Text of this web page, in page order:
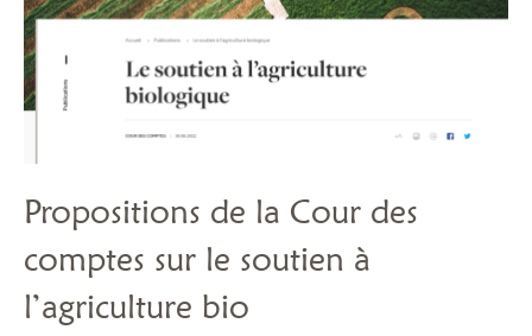
Propositions de la Cour des
comptes sur le soutien à
l’agriculture bio